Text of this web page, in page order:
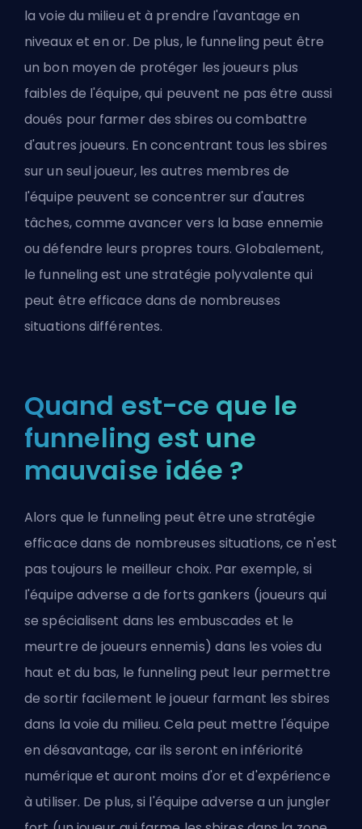
la voie du milieu et à prendre l'avantage en
niveaux et en or. De plus, le funneling peut être
un bon moyen de protéger les joueurs plus
faibles de l'équipe, qui peuvent ne pas être aussi
doués pour farmer des sbires ou combattre
d'autres joueurs. En concentrant tous les sbires
sur un seul joueur, les autres membres de
l'équipe peuvent se concentrer sur d'autres
tâches, comme avancer vers la base ennemie
ou défendre leurs propres tours. Globalement,
le funneling est une stratégie polyvalente qui
peut être efficace dans de nombreuses
situations différentes.
Quand est-ce que le
funneling est une
mauvaise idée ?
Alors que le funneling peut être une stratégie
efficace dans de nombreuses situations, ce n'est
pas toujours le meilleur choix. Par exemple, si
l'équipe adverse a de forts gankers (joueurs qui
se spécialisent dans les embuscades et le
meurtre de joueurs ennemis) dans les voies du
haut et du bas, le funneling peut leur permettre
de sortir facilement le joueur farmant les sbires
dans la voie du milieu. Cela peut mettre l'équipe
en désavantage, car ils seront en infériorité
numérique et auront moins d'or et d'expérience
à utiliser. De plus, si l'équipe adverse a un jungler